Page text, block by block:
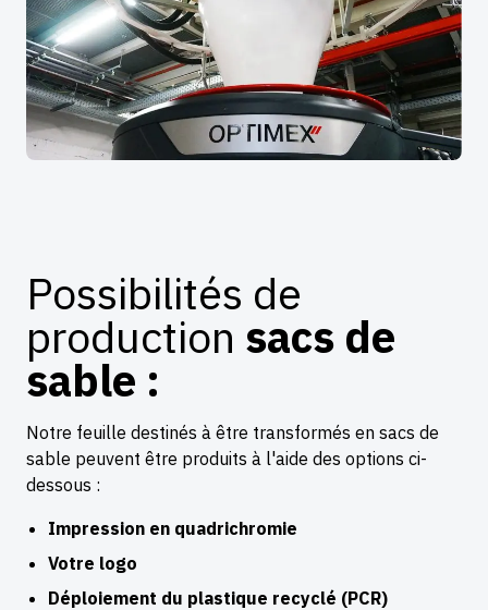
Possibilités de
production sacs de
sable :
Notre feuille destinés à être transformés en sacs de
sable peuvent être produits à l'aide des options ci-
dessous :
Impression en quadrichromie
Votre logo
Déploiement du plastique recyclé (PCR)